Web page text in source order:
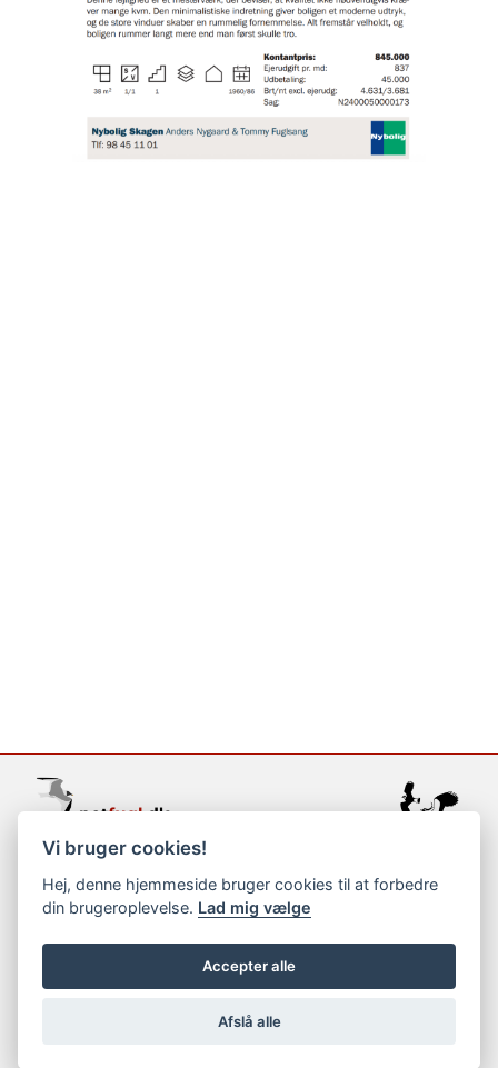
support@netfugl.dk
copyright © 2002-2023
Vi bruger cookies!
Hej, denne hjemmeside bruger cookies til at forbedre
din brugeroplevelse. Lad mig vælge
Accepter alle
Afslå alle